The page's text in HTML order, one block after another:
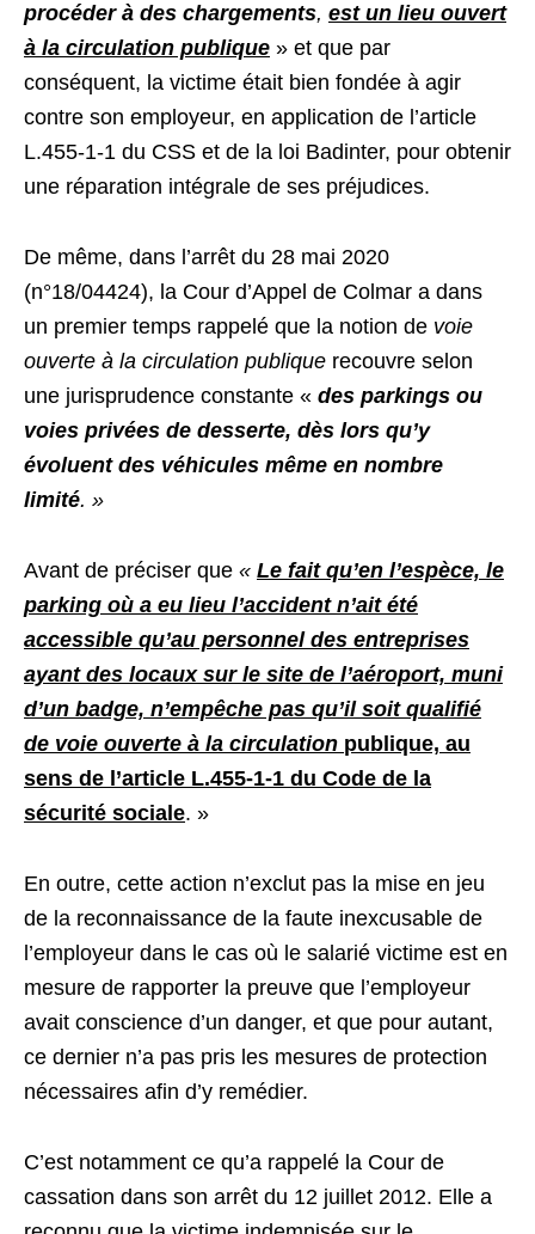
procéder à des chargements, est un lieu ouvert
à la circulation publique » et que par
conséquent, la victime était bien fondée à agir
contre son employeur, en application de l’article
L.455-1-1 du CSS et de la loi Badinter, pour obtenir
une réparation intégrale de ses préjudices.
De même, dans l’arrêt du 28 mai 2020
(n°18/04424), la Cour d’Appel de Colmar a dans
un premier temps rappelé que la notion de voie
ouverte à la circulation publique recouvre selon
une jurisprudence constante « des parkings ou
voies privées de desserte, dès lors qu’y
évoluent des véhicules même en nombre
limité. »
Avant de préciser que « Le fait qu’en l’espèce, le
parking où a eu lieu l’accident n’ait été
accessible qu’au personnel des entreprises
ayant des locaux sur le site de l’aéroport, muni
d’un badge, n’empêche pas qu’il soit qualifié
de voie ouverte à la circulation publique, au
sens de l’article L.455-1-1 du Code de la
sécurité sociale. »
En outre, cette action n’exclut pas la mise en jeu
de la reconnaissance de la faute inexcusable de
l’employeur dans le cas où le salarié victime est en
mesure de rapporter la preuve que l’employeur
avait conscience d’un danger, et que pour autant,
ce dernier n’a pas pris les mesures de protection
nécessaires afin d’y remédier.
C’est notamment ce qu’a rappelé la Cour de
cassation dans son arrêt du 12 juillet 2012. Elle a